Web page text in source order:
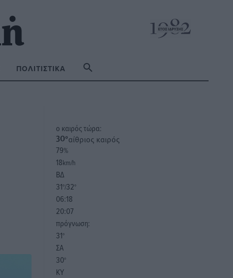
ΠΟΛΙΤΙΣΤΙΚΆ
o καιρός τώρα:
30°αίθριος καιρός
79%
18km/h
ΒΔ
31°/32°
06:18
20:07
πρόγνωση:
31°
ΣΑ
30°
ΚΥ